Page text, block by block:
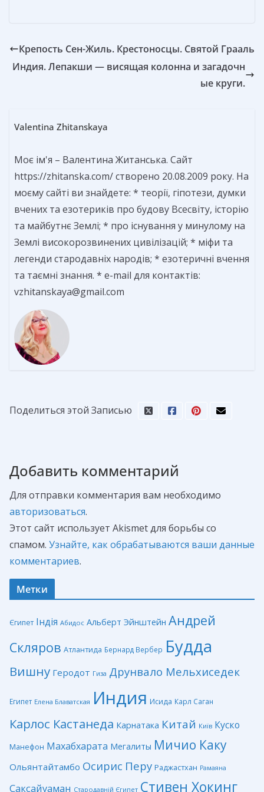
Крепость Сен-Жиль. Крестоносцы. Святой Грааль
Индия. Лепакши — висящая колонна и загадочн
ые круги.
Valentina Zhitanskaya
Моє ім'я – Валентина Житанська. Сайт
https://zhitanska.com/ створено 20.08.2009 року. На
моєму сайті ви знайдете: * теорії, гіпотези, думки
вчених та езотериків про будову Всесвіту, історію
та майбутнє Землі; * про існування у минулому на
Землі високорозвинених цивілізацій; * міфи та
легенди стародавніх народів; * езотеричні вчення
та таємні знання. * e-mail для контактів:
vzhitanskaya@gmail.com
Поделиться этой Записью
Добавить комментарий
Для отправки комментария вам необходимо
авторизоваться.
Этот сайт использует Akismet для борьбы со
спамом. Узнайте, как обрабатываются ваши данные
комментариев.
Метки
Єгипет Індія Абидос Альберт Эйнштейн Андрей
Скляров Атлантида Бернард Вербер Будда
Вишну Геродот Гиза Друнвало Мельхиседек
Египет Елена Блаватская Индия Исида Карл Саган
Карлос Кастанеда Карнатака Китай Київ Куско
Манефон Махабхарата Мегалиты Мичио Каку
Ольянтайтамбо Осирис Перу Раджастхан Рамаяна
Саксайуаман Стародавній Єгипет Стивен Хокинг